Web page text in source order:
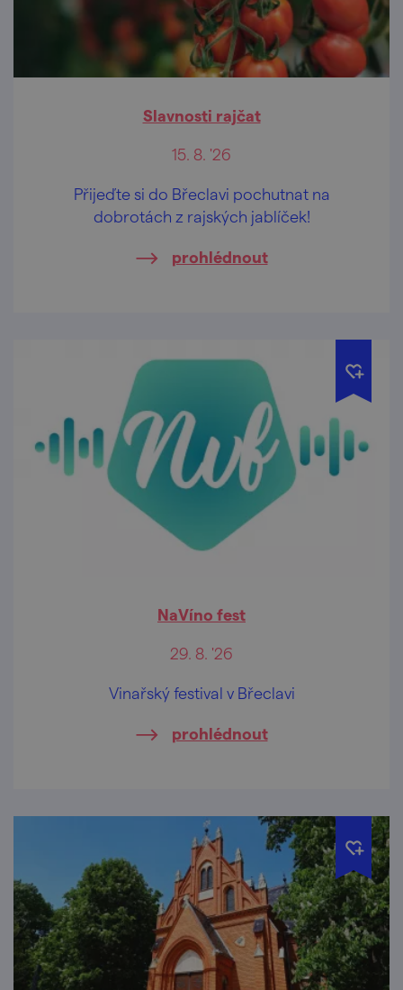
Slavnosti rajčat
15. 8. '26
Přijeďte si do Břeclavi pochutnat na
dobrotách z rajských jablíček!
prohlédnout
NaVíno fest
29. 8. '26
Vinařský festival v Břeclavi
prohlédnout